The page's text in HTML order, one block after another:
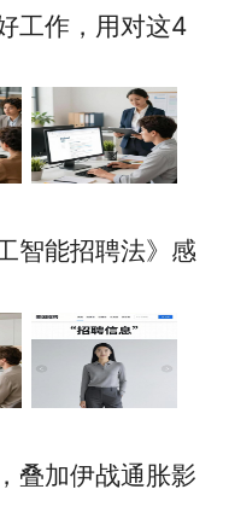
工作，用对这4
智能招聘法》感
叠加伊战通胀影